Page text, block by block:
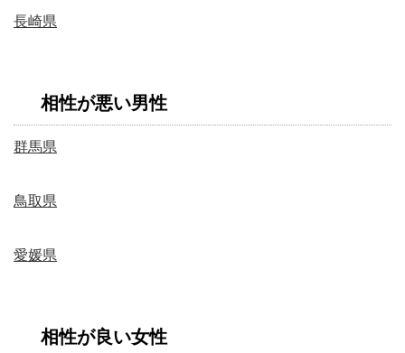
長崎県
相性が悪い男性
群馬県
鳥取県
愛媛県
相性が良い女性